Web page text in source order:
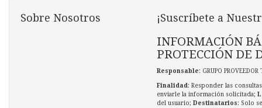
Sobre Nosotros ¡Suscríbete a
INFORMACIÓN
PROTECCIÓN DE
Responsable: GRUPO
Finalidad : Responder las
enviarle la información solicitada;
del usuario; Destinatarios: Solo